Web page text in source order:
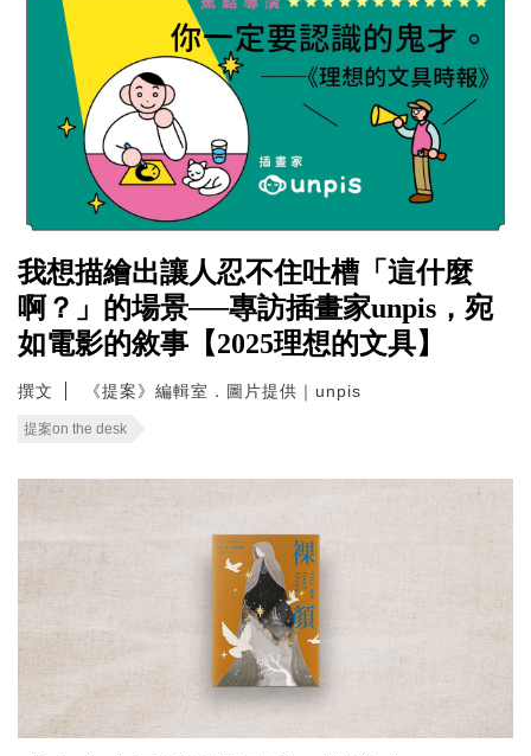
我想描繪出讓人忍不住吐槽「這什麼
啊？」的場景──專訪插畫家unpis，宛
如電影的敘事【2025理想的文具】
撰文 《提案》編輯室．圖片提供｜unpis
提案on the desk